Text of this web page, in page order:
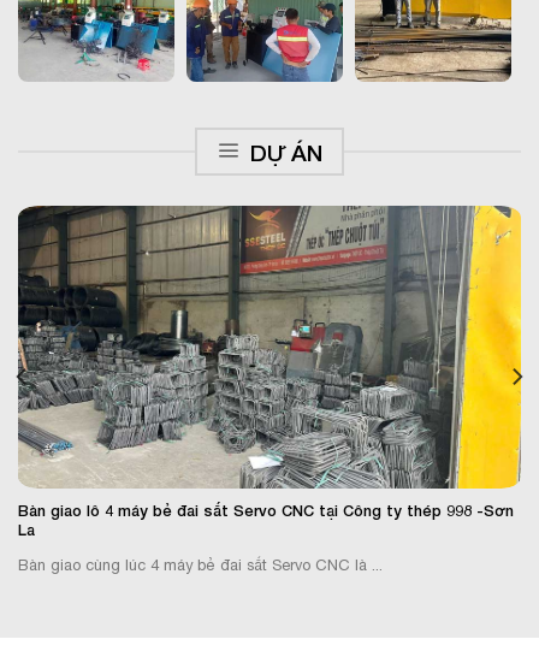
DỰ ÁN
Bàn giao lô 4 máy bẻ đai sắt Servo CNC tại Công ty thép 998 -Sơn
La
Bàn giao cùng lúc 4 máy bẻ đai sắt Servo CNC là ...